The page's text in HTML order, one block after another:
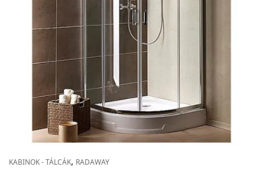
KABINOK - TÁLCÁK, RADAWAY